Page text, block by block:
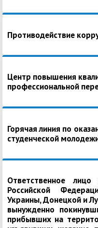
Противодействие
Центр повышения
профессиональной
Горячая линия по
студенческой
Ответственное
Российской
Украины, Донецкой и
вынужденно
прибывших на